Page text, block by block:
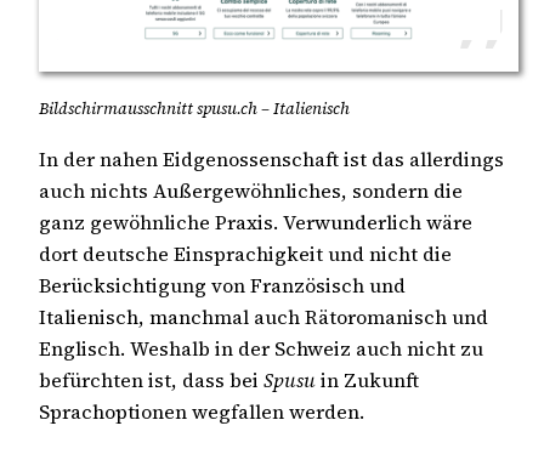
Bildschirmausschnitt spusu.ch – Italienisch
In der nahen Eidgenossenschaft ist das allerdings
auch nichts Außergewöhnliches, sondern die
ganz gewöhnliche Praxis. Verwunderlich wäre
dort deutsche Einsprachigkeit und nicht die
Berücksichtigung von Französisch und
Italienisch, manchmal auch Rätoromanisch und
Englisch. Weshalb in der Schweiz auch nicht zu
befürchten ist, dass bei Spusuin Zukunft
Sprachoptionen wegfallen werden.